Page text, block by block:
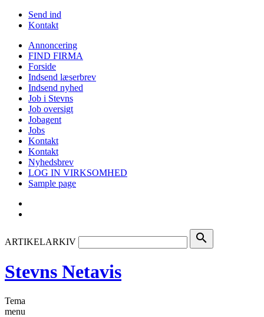
Send ind
Kontakt
Annoncering
FIND FIRMA
Forside
Indsend læserbrev
Indsend nyhed
Job i Stevns
Job oversigt
Jobagent
Jobs
Kontakt
Kontakt
Nyhedsbrev
LOG IN VIRKSOMHED
Sample page
ARTIKELARKIV search
Stevns Netavis
Tema
menu